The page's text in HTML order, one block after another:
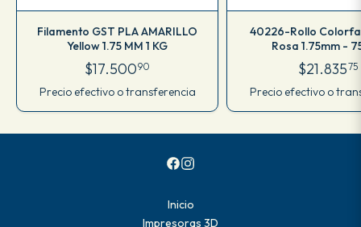
Filamento GST PLA AMARILLO
Yellow 1.75 MM 1 KG
$17.50090
Precio efectivo o transferencia
40226-Rollo
Rosa 1.75mm -
$21.83575
Precio efectivo o
Inicio
Impresoras 3D